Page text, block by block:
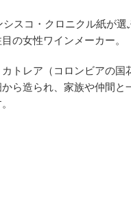
シスコ・クロニクル紙が
の女性ワインメーカー。
トレア（コロンビアの
ら造られ、家族や仲間と